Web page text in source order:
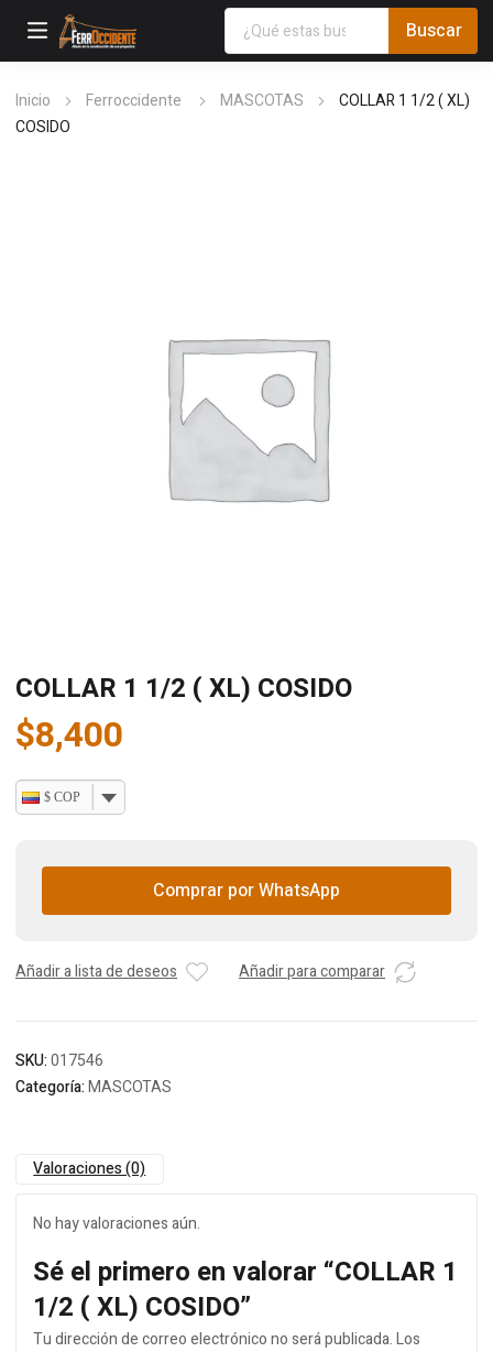
Inicio Ferroccidente MASCOTAS
COLLAR 1 1/2 ( XL)
COSIDO
COLLAR 1 1/2 ( XL) COSIDO
$8,400
$ COP
Comprar por WhatsApp
Añadir a lista de deseos Añadir para comparar
SKU:017546
Categoría:MASCOTAS
Valoraciones (0)
No hay valoraciones aún.
Sé el primero en valorar “COLLAR 1
1/2 ( XL) COSIDO”
Tu dirección de correo electrónico no será publicada.Los